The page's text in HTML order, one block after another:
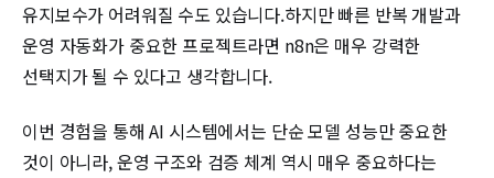
유지보수가 어려워질 수도 있습니다.하지만 빠른 반복 개발과
운영 자동화가 중요한 프로젝트라면 n8n은 매우 강력한
선택지가 될 수 있다고 생각합니다.
이번 경험을 통해 AI 시스템에서는 단순 모델 성능만 중요한
것이 아니라, 운영 구조와 검증 체계 역시 매우 중요하다는